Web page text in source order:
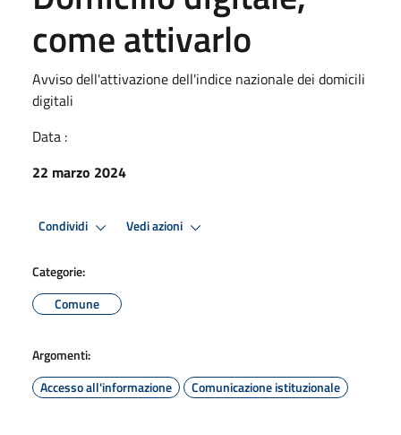
come attivarlo
Avviso dell'attivazione dell'indice nazionale dei domicili
digitali
Data :
22 marzo 2024
Condividi Vedi azioni
Categorie:
Comune
Argomenti:
Accesso all'informazione
Comunicazione istituzionale